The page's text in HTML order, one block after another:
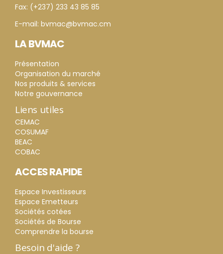
Fax: (+237) 233 43 85 85
E-mail: bvmac@bvmac.cm
LA BVMAC
Présentation
Organisation du marché
Nos produits & services
Notre gouvernance
Liens utiles
CEMAC
COSUMAF
BEAC
COBAC
ACCES RAPIDE
Espace Investisseurs
Espace Emetteurs
Sociétés cotées
Sociétés de Bourse
Comprendre la bourse
Besoin d'aide ?